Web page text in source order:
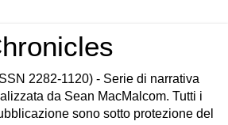
2282-1120) - Serie di narrativa
da Sean MacMalcom. Tutti i
sono sotto protezione del